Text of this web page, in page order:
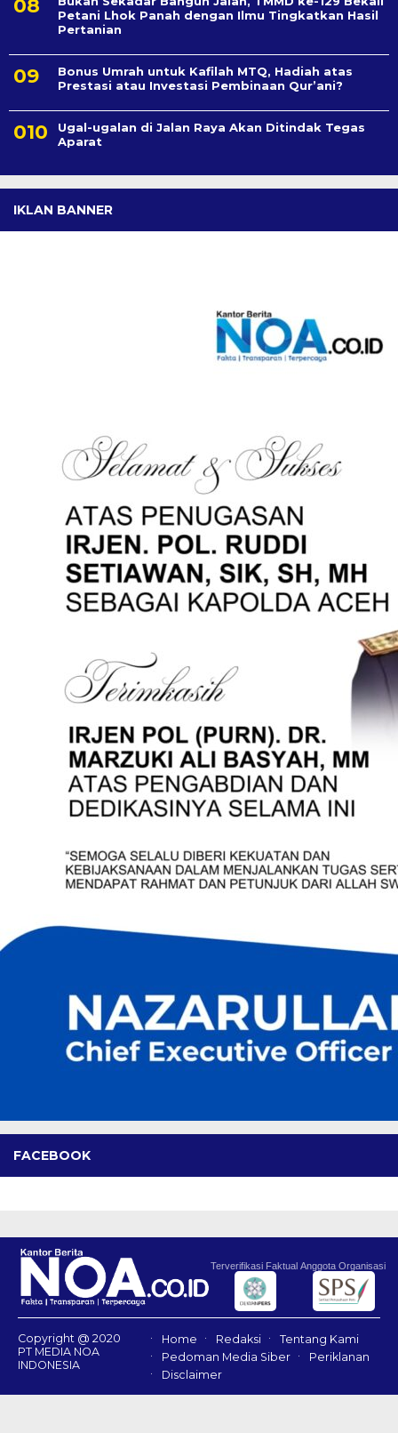
Petani Lhok Panah dengan Ilmu Tingkatkan Hasil
Pertanian
Bonus Umrah untuk Kafilah MTQ, Hadiah atas
Prestasi atau Investasi Pembinaan Qur’ani?
Ugal-ugalan di Jalan Raya Akan Ditindak Tegas
Aparat
IKLAN BANNER
FACEBOOK
Terverifikasi Faktual Anggota Organisasi
Copyright @ 2020
PT MEDIA NOA
INDONESIA
Home Redaksi
Tentang Kami
Pedoman Media Siber
Periklanan
Disclaimer